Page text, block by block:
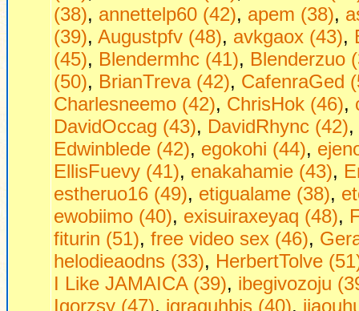
(38), annettelp60 (42), apem (38),
(39), Augustpfv (48), avkgaox (43),
(45), Blendermhc (41), Blenderzuo
(50), BrianTreva (42), CafenraGed
Charlesneemo (42), ChrisHok (46),
DavidOccag (43), DavidRhync (42),
Edwinblede (42), egokohi (44),
EllisFuevy (41), enakahamie (43),
estheruo16 (49), etigualame (38),
ewobiimo (40), exisuiraxeyaq (48),
fiturin (51), free video sex (46),
helodieaodns (33), HerbertTolve
I Like JAMAICA (39), ibegivozoju
Igorzsy (47), igraquhbis (40),